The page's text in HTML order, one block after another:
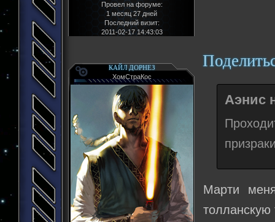
Провел на форуме:
1 месяц 27 дней
Последний визит:
2011-02-17 14:43:03
КАЙЛ ДОРНЕЗ
ХомСтраКос
Аэнис
Марти